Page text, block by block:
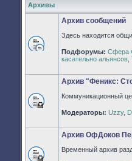
Архивы
Нет
непрочитанных
Архив сообщений
Здесь находится
Подфорумы: Сфера
касательно альянсов
Форум
закрыт
Архив "Феникс:
Коммуникационный
Модераторы: Uzzy,
Архив ОфДоков
Временный архив